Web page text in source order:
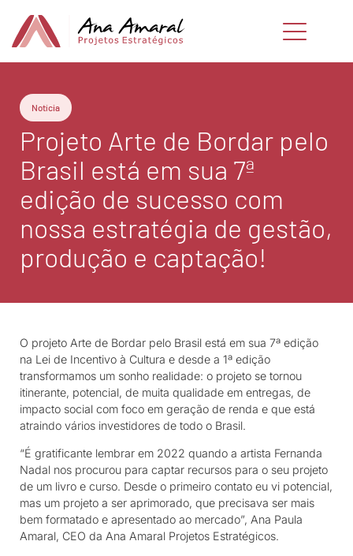
Notícia
Projeto Arte de Bordar pelo
Brasil está em sua 7ª
edição de sucesso com
nossa estratégia de gestão,
produção e captação!
O projeto Arte de Bordar pelo Brasil está em sua 7ª edição
na Lei de Incentivo à Cultura e desde a 1ª edição
transformamos um sonho realidade: o projeto se tornou
itinerante, potencial, de muita qualidade em entregas, de
impacto social com foco em geração de renda e que está
atraindo vários investidores de todo o Brasil.
“É gratificante lembrar em 2022 quando a artista Fernanda
Nadal nos procurou para captar recursos para o seu projeto
de um livro e curso. Desde o primeiro contato eu vi potencial,
mas um projeto a ser aprimorado, que precisava ser mais
bem formatado e apresentado ao mercado”, Ana Paula
Amaral, CEO da Ana Amaral Projetos Estratégicos.